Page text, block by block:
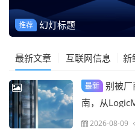
推荐 幻灯标题
最新文章 互联网信息 新
最新 别被厂
南，从
怎么花
2026-08-09